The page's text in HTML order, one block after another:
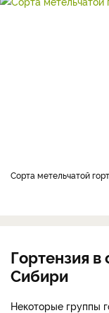
сорта метельчатой
Гортензия в
Сибири
Некоторые группы